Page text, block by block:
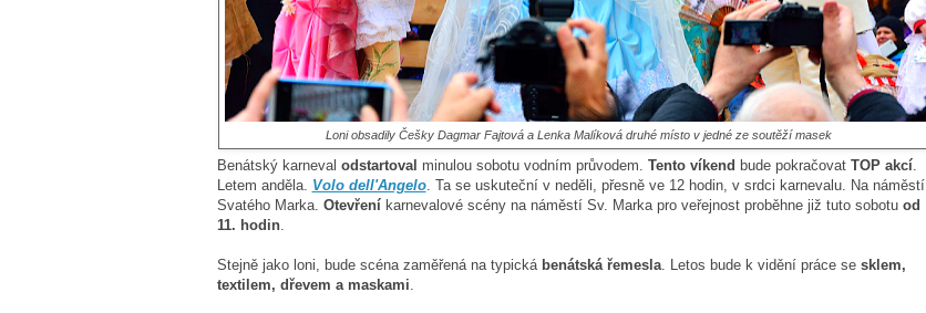
Loni obsadily Češky Dagmar Fajtová a Lenka Malíková druhé místo v jedné ze soutěží masek
Benátský karneval odstartoval minulou sobotu vodním průvodem. Tento víkend bude pokračovat TOP akcí.
Letem anděla. Volo dell'Angelo. Ta se uskuteční v neděli, přesně ve 12 hodin, v srdci karnevalu. Na náměstí
Svatého Marka. Otevřeníkarnevalové scény na náměstí Sv. Marka pro veřejnost proběhne již tuto sobotu od
11. hodin.
Stejně jako loni, bude scéna zaměřená na typická benátská řemesla. Letos bude k vidění práce se sklem,
textilem, dřevem a maskami.